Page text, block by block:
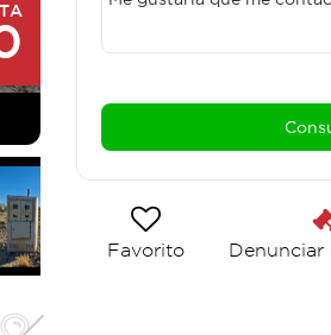
Favorito Denunciar